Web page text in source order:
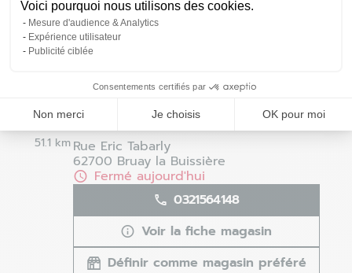
Voici pourquoi nous utilisons des cookies.
Mesure d'audience & Analytics
Expérience utilisateur
Publicité ciblée
Consentements certifiés par
Non merci Je choisis OK pour moi
Voir la fiche magasin
Définir comme magasin préféré
9
51.1 km
Béthunes - Bruay-la-Buissière -
Fermé
Rue Eric Tabarly
62700 Bruay la Buissière
Fermé aujourd'hui
0321564148
Voir la fiche magasin
Définir comme magasin préféré